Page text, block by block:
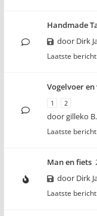
Handmade
door Dirk
Laatste
Vogelvoer
1 2
doorgilleko B.
Laatste
Man en fiets
door Dirk
Laatste